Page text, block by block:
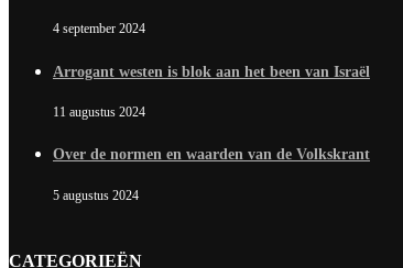
4 september 2024
Arrogant westen is blok aan het been van Israël
11 augustus 2024
Over de normen en waarden van de Volkskrant
5 augustus 2024
CATEGORIEËN